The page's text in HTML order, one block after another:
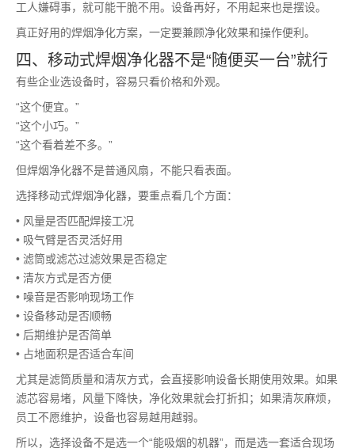
工人嫌碍事，就可能干脆不用。设备再好，不用起来也是摆设。
真正好用的焊烟净化方案，一定要兼顾净化效果和操作便利。
四、移动式焊烟净化器不是“随便买一台”就行
有些企业选设备时，容易只看价格和外观。
“这个便宜。”
“这个小巧。”
“这个看着差不多。”
但焊烟净化器不是普通风扇，不能只看表面。
选择移动式焊烟净化器，要重点看几个方面：
• 风量是否匹配焊接工况
• 吸气臂是否灵活好用
• 滤筒或滤芯过滤效果是否稳定
• 清灰方式是否方便
• 噪音是否影响现场工作
• 设备移动是否顺畅
• 后期维护是否简单
• 占地面积是否适合车间
尤其是滤筒质量和清灰方式，会直接影响设备长期使用效果。如果
滤芯容易堵，风量下降快，净化效果就会打折扣；如果清灰麻烦，
员工不愿维护，设备也容易越用越弱。
所以，选择设备不是选一个“能吸烟的机器”，而是选一套适合现场